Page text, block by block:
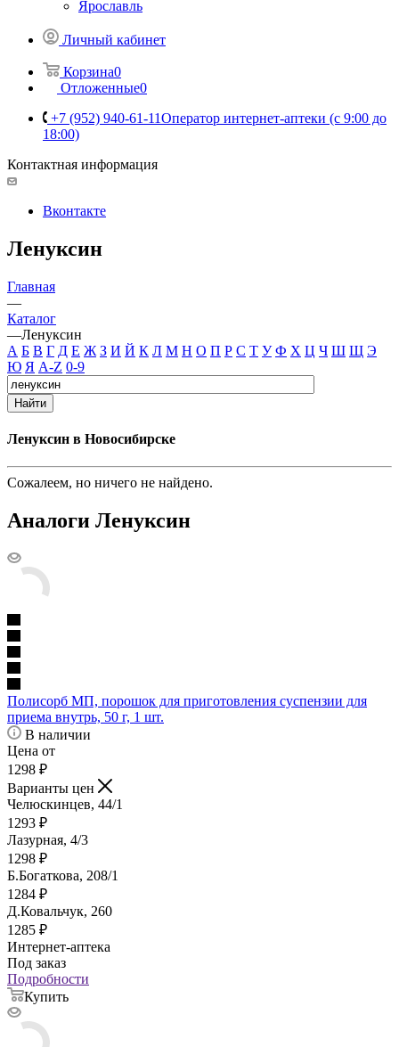
Ярославль
Личный кабинет
Корзина0
Отложенные0
+7 (952) 940-61-11Оператор интернет-аптеки (с 9:00 до
18:00)
Контактная информация
Вконтакте
Ленуксин
Главная
—
Каталог
—Ленуксин
А Б В Г Д Е Ж З И Й К Л М Н О П Р С Т У Ф Х Ц Ч Ш Щ Э
Ю Я A-Z 0-9
Найти
Ленуксин в Новосибирске
Сожалеем, но ничего не найдено.
Аналоги Ленуксин
Полисорб МП, порошок для приготовления суспензии для
приема внутрь, 50 г, 1 шт.
В наличии
Цена от
1298 ₽
Варианты цен
Челюскинцев, 44/1
1293 ₽
Лазурная, 4/3
1298 ₽
Б.Богаткова, 208/1
1284 ₽
Д.Ковальчук, 260
1285 ₽
Интернет-аптека
Под заказ
Подробности
Купить